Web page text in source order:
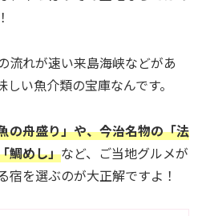
流れが速い来島海峡などがあ
い魚介類の宝庫なんです。
の舟盛り」や、今治名物の「法
鯛めし」など、ご当地グルメが
宿を選ぶのが大正解ですよ！